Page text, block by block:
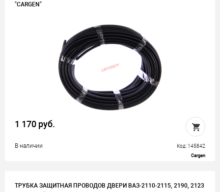
"CARGEN"
1 170 руб.
В наличии Код: 145842
Cargen
ТРУБКА ЗАЩИТНАЯ ПРОВОДОВ ДВЕРИ ВАЗ-2110-2115, 2190, 2123